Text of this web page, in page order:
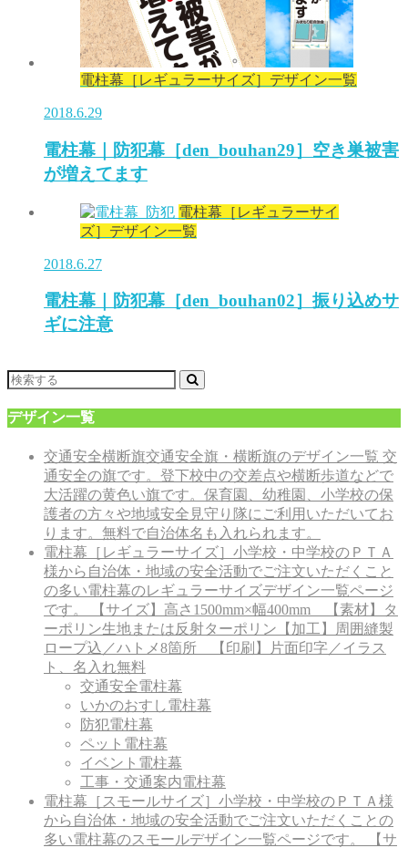
電柱幕［レギュラーサイズ］デザイン一覧
2018.6.29
電柱幕｜防犯幕［den_bouhan29］空き巣被害
が増えてます
電柱幕［レギュラーサイ
ズ］デザイン一覧
2018.6.27
電柱幕｜防犯幕［den_bouhan02］振り込めサ
ギに注意
デザイン一覧
交通安全横断旗交通安全旗・横断旗のデザイン一覧 交
通安全の旗です。登下校中の交差点や横断歩道などで
大活躍の黄色い旗です。保育園、幼稚園、小学校の保
護者の方々や地域安全見守り隊にご利用いただいてお
ります。無料で自治体名も入れられます。
電柱幕［レギュラーサイズ］ 小学校・中学校のＰＴＡ
様から自治体・地域の安全活動でご注文いただくこと
の多い電柱幕のレギュラーサイズデザイン一覧ページ
です。 【サイズ】高さ1500mm×幅400mm 【素材】タ
ーポリン生地または反射ターポリン【加工】周囲縫製
ロープ込／ハトメ8箇所 【印刷】片面印字／イラス
ト、名入れ無料
交通安全電柱幕
いかのおすし電柱幕
防犯電柱幕
ペット電柱幕
イベント電柱幕
工事・交通案内電柱幕
電柱幕［スモールサイズ］ 小学校・中学校のＰＴＡ様
から自治体・地域の安全活動でご注文いただくことの
多い電柱幕のスモールデザイン一覧ページです。 【サ